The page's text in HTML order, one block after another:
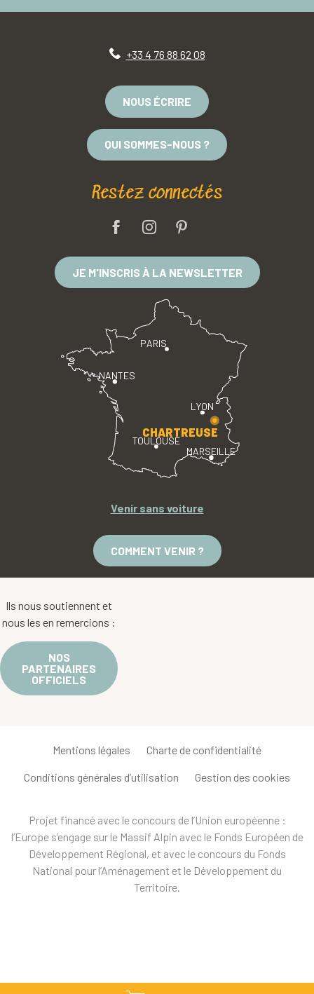
+33 4 76 88 62 08
NOUS ÉCRIRE
QUI SOMMES-NOUS ?
Restez connectés
JE M'INSCRIS À LA NEWSLETTER
PARIS
LYON
TOULOUSE
MARSEILLE
NANTES
CHARTREUSE
Venir sans voiture
COMMENT VENIR ?
Ils nous soutiennent et
nous les en remercions :
NOS
PARTENAIRES
OFFICIELS
Mentions légales Charte de confidentialité
Conditions générales d’utilisation Gestion des cookies
Projet financé avec le concours de l’Union européenne :
l’Europe s’engage sur le Massif Alpin avec le Fonds Européen de
Développement Régional, et avec le concours du Fonds
National pour l’Aménagement et le Développement du
Territoire.